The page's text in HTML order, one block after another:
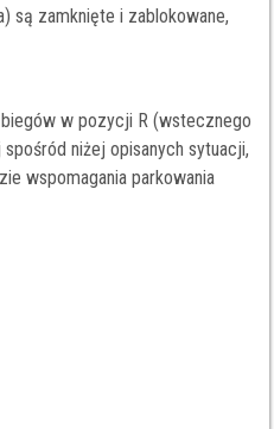
są zamknięte i zablokowane,
w pozycji R (wstecznego
niżej opisanych sytuacji,
wspomagania parkowania